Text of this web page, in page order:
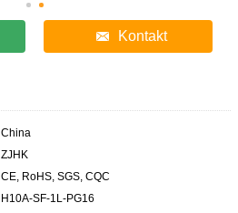
Kontakt
China
ZJHK
CE, RoHS, SGS, CQC
H10A-SF-1L-PG16